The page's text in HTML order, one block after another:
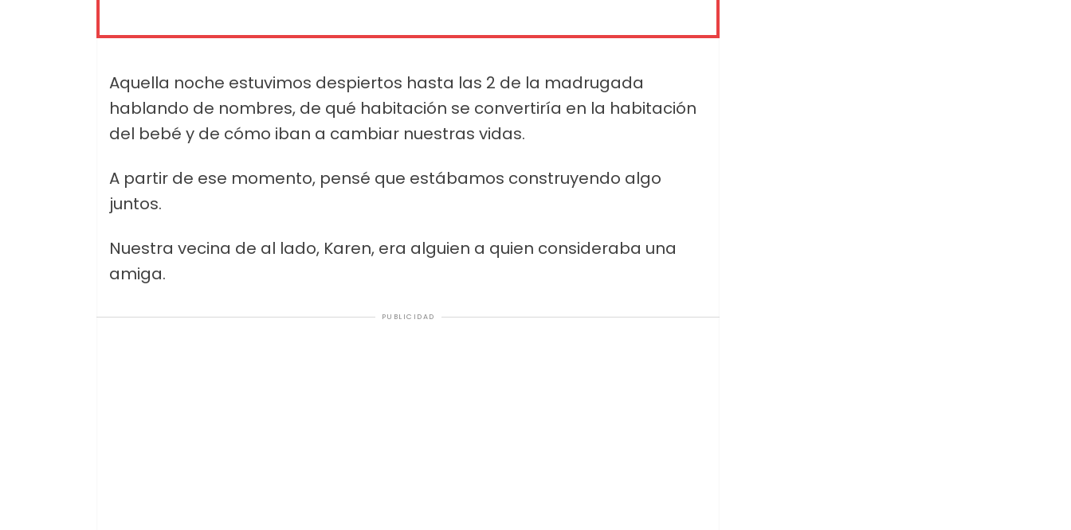
Aquella noche estuvimos despiertos hasta las 2 de la madrugada
hablando de nombres, de qué habitación se convertiría en la habitación
del bebé y de cómo iban a cambiar nuestras vidas.
A partir de ese momento, pensé que estábamos construyendo algo
juntos.
Nuestra vecina de al lado, Karen, era alguien a quien consideraba una
amiga.
PUBLICIDAD